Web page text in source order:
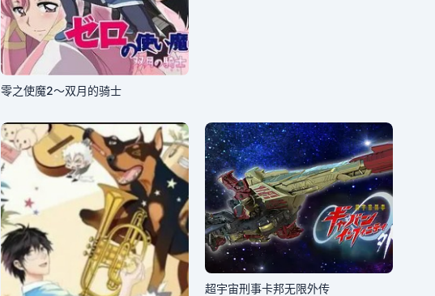
零之使魔2～双月的骑士
超宇宙刑事卡邦无限外传